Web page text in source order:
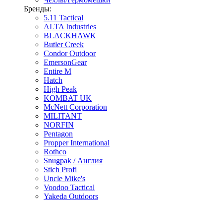
Бренды:
5.11 Tactical
ALTA Industries
BLACKHAWK
Butler Creek
Condor Outdoor
EmersonGear
Entire M
Hatch
High Peak
KOMBAT UK
McNett Corporation
MILITANT
NORFIN
Pentagon
Propper International
Rothco
Snugpak / Англия
Stich Profi
Uncle Mike's
Voodoo Tactical
Yakeda Outdoors